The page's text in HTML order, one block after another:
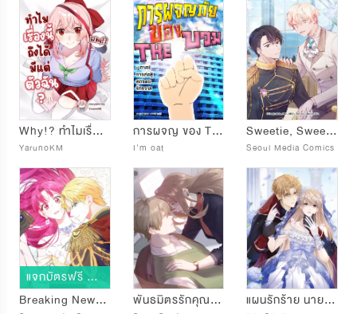
Why!? ทำไมเรื่องนี้ถึงมีแต่ตัวฉัน?
YarunoKM
การผจญ ของ THEบวม
I'm oat
Sweetie, Sweetie, Sweetie
Seoul Media Comics
แจกบัตรฟรี 💳
Breaking News ฉันแต่งงานกับท่านดยุก
พันธมิตรรักคุณชายซ่ง
แผนรักร้าย นายดยุคแวมไพร์